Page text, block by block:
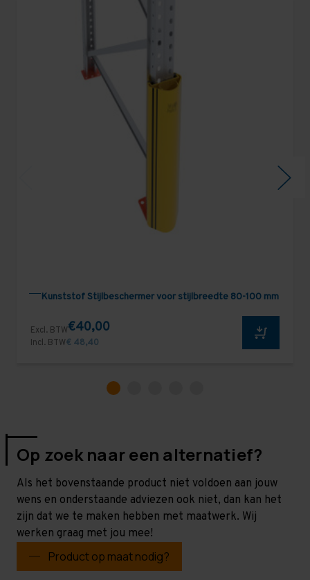
Kunststof Stijlbeschermer voor stijlbreedte 80-100 mm
Excl. BTW€40,00
Incl. BTW€ 48,40
Op zoek naar een alternatief?
Als het bovenstaande product niet voldoen aan jouw
wens en onderstaande adviezen ook niet, dan kan het
zijn dat we te maken hebben met maatwerk. Wij
werken graag met jou mee!
Product op maat nodig?